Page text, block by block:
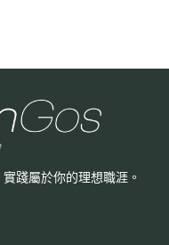
實踐屬於你的理想職涯。